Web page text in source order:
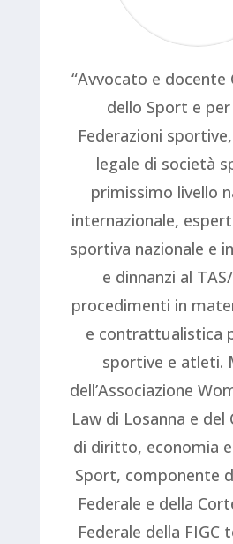
“Avvocato e docente
dello Sport e
Federazioni
legale di società
primissimo livello
internazionale,
sportiva nazionale e
e dinnanzi al
procedimenti in
e contrattualistica
sportive e atleti.
dell’Associazione
Law di Losanna e del
di diritto, economia
Sport, componente
Federale e della
Federale della FIGC